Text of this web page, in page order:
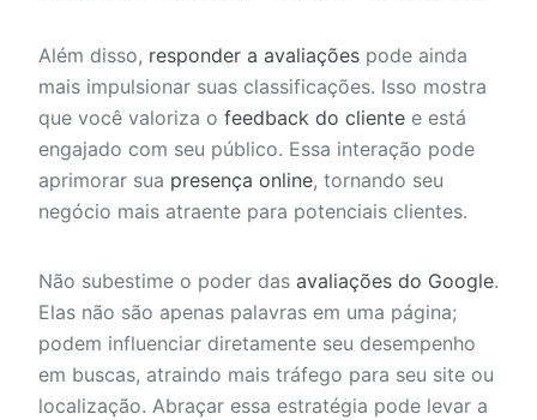
Além disso, responder a avaliações pode ainda
mais impulsionar suas classificações. Isso mostra
que você valoriza o feedback do cliente e está
engajado com seu público. Essa interação pode
aprimorar sua presença online, tornando seu
negócio mais atraente para potenciais clientes.
Não subestime o poder das avaliações do Google.
Elas não são apenas palavras em uma página;
podem influenciar diretamente seu desempenho
em buscas, atraindo mais tráfego para seu site ou
localização. Abraçar essa estratégia pode levar a